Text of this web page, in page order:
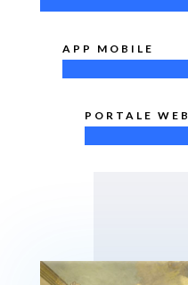
APP MOBILE
PORTALE WEB